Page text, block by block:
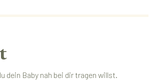
Baby nah bei dir tragen willst.